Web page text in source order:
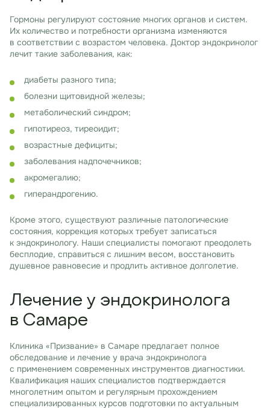
Гормоны регулируют состояние многих органов и систем.
Их количество и потребности организма изменяются
в соответствии с возрастом человека. Доктор эндокринолог
лечит такие заболевания, как:
диабеты разного типа;
болезни щитовидной железы;
метаболический синдром;
гипотиреоз, тиреоидит;
возрастные дефициты;
заболевания надпочечников;
акромегалию;
гиперандрогению.
Кроме этого, существуют различные патологические
состояния, коррекция которых требует записаться
к эндокринологу. Наши специалисты помогают преодолеть
бесплодие, справиться с лишним весом, восстановить
душевное равновесие и продлить активное долголетие.
Лечение у эндокринолога
в Самаре
Клиника «Призвание» в Самаре предлагает полное
обследование и лечение у врача эндокринолога
с применением современных инструментов диагностики.
Квалификация наших специалистов подтверждается
многолетним опытом и регулярным прохождением
специализированных курсов подготовки по актуальным